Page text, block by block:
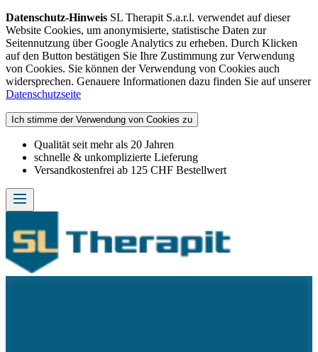
Datenschutz-Hinweis SL Therapit S.a.r.l. verwendet auf dieser
Website Cookies, um anonymisierte, statistische Daten zur
Seitennutzung über Google Analytics zu erheben. Durch Klicken
auf den Button bestätigen Sie Ihre Zustimmung zur Verwendung
von Cookies. Sie können der Verwendung von Cookies auch
widersprechen. Genauere Informationen dazu finden Sie auf unserer
Datenschutzseite
Ich stimme der Verwendung von Cookies zu
Qualität seit mehr als 20 Jahren
schnelle & unkomplizierte Lieferung
Versandkostenfrei ab 125 CHF Bestellwert